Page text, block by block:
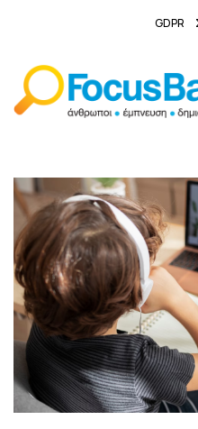
GDPR